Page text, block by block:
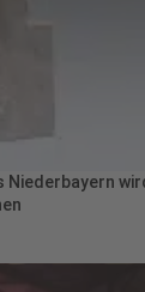
Niederbayern